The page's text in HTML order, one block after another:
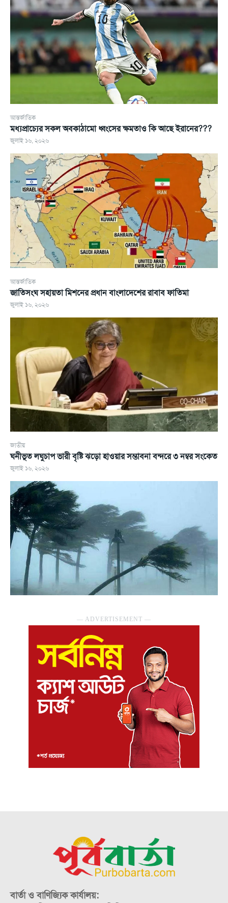
আন্তর্জাতিক
মধ্যপ্রাচ্যের সকল অবকাঠামো ধ্বংসের ক্ষমতাও কি আছে ইরানের???
জুলাই ১৬, ২০২৬
আন্তর্জাতিক
জাতিসংঘ সহায়তা মিশনের প্রধান বাংলাদেশের রাবাব ফাতিমা
জুলাই ১৬, ২০২৬
জাতীয়
ঘনীভূত লঘুচাপ ভারী বৃষ্টি ঝড়ো হাওয়ার সম্ভাবনা বন্দরে ৩ নম্বর সংকেত
জুলাই ১৬, ২০২৬
― ADVERTISEMENT ―
বার্তা ও বাণিজ্যিক কার্যালয়: